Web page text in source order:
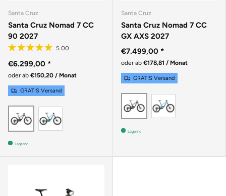
Santa Cruz
Santa Cruz Nomad 7 CC
90 2027
€6.299,00 *
oder ab €150,20 / Monat
GRATIS Versand
MATTE METALLIC EARTH
GLOSS AQUA MAGENTA
Lagernd
Santa Cruz
Santa Cruz Nomad 7 CC
GX AXS 2027
€7.499,00 *
oder ab €178,81 / Monat
GRATIS Versand
MATTE METALLIC
Lagernd